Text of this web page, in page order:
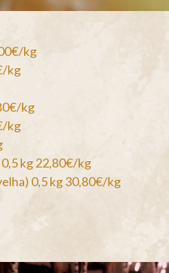
kg
kg
kg
kg
kg 22,80€/kg
0,5 kg 30,80€/kg